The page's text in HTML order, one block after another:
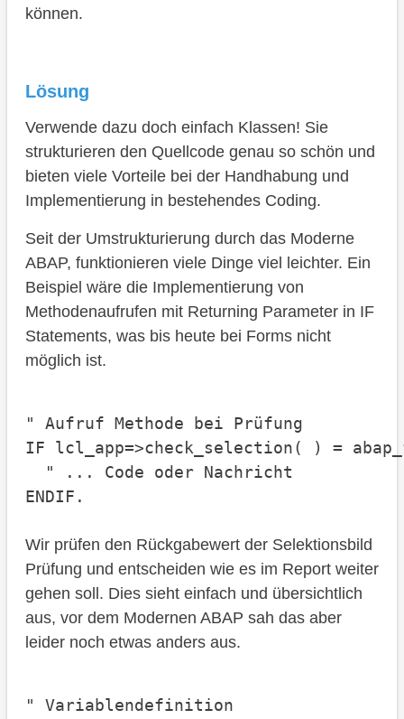
können.
Lösung
Verwende dazu doch einfach Klassen! Sie
strukturieren den Quellcode genau so schön und
bieten viele Vorteile bei der Handhabung und
Implementierung in bestehendes Coding.
Seit der Umstrukturierung durch das Moderne
ABAP, funktionieren viele Dinge viel leichter. Ein
Beispiel wäre die Implementierung von
Methodenaufrufen mit Returning Parameter in IF
Statements, was bis heute bei Forms nicht
möglich ist.
" Aufruf Methode bei Prüfung
IF lcl_app=>check_selection( ) =
  " ... Code oder Nachricht
Wir prüfen den Rückgabewert der Selektionsbild
Prüfung und entscheiden wie es im Report weiter
gehen soll. Dies sieht einfach und übersichtlich
aus, vor dem Modernen ABAP sah das aber
leider noch etwas anders aus.
" Variablendefinition